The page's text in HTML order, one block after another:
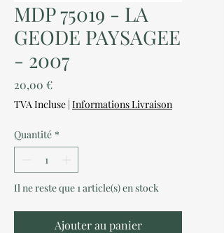
MDP 75019 - LA
GEODE PAYSAGEE
- 2007
20,00 €Prix
TVA Incluse | Informations Livraison
Quantité *
Il ne reste que 1 article(s) en stock
Ajouter au panier